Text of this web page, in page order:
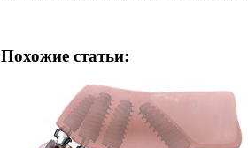
Похожие статьи: